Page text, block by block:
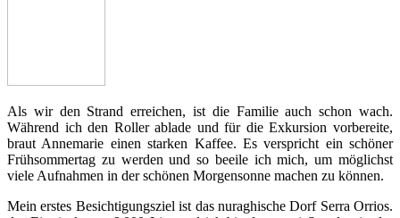
Als wir den Strand erreichen, ist die Familie auch schon wach.
Während ich den Roller ablade und für die Exkursion vorbereite,
braut Annemarie einen starken Kaffee. Es verspricht ein schöner
Frühsommertag zu werden und so beeile ich mich, um möglichst
viele Aufnahmen in der schönen Morgensonne machen zu können.
Mein erstes Besichtigungsziel ist das nuraghische Dorf Serra Orrios.